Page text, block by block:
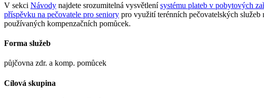
V sekci Návody najdete srozumitelná vysvětlenísystému plateb v pobytových
příspěvku na pečovatele pro seniory pro využití terénních pečovatelských
používaných kompenzačních pomůcek.
Forma služeb
půjčovna zdr. a komp. pomůcek
Cílová skupina